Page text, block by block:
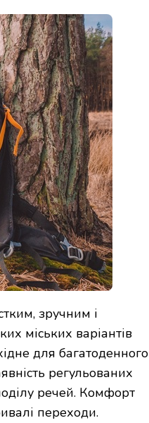
зручним і
міських варіантів
для багатоденного
регульованих
речей. Комфорт
переходи.